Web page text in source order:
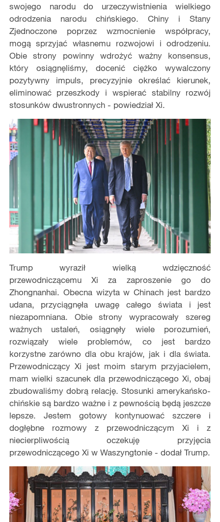
swojego narodu do urzeczywistnienia wielkiego
odrodzenia narodu chińskiego. Chiny i Stany
Zjednoczone poprzez wzmocnienie współpracy,
mogą sprzyjać własnemu rozwojowi i odrodzeniu.
Obie strony powinny wdrożyć ważny konsensus,
który osiągnęliśmy, docenić ciężko wywalczony
pozytywny impuls, precyzyjnie określać kierunek,
eliminować przeszkody i wspierać stabilny rozwój
stosunków dwustronnych - powiedział Xi.
Trump wyraził wielką wdzięczność
przewodniczącemu Xi za zaproszenie go do
Zhongnanhai. Obecna wizyta w Chinach jest bardzo
udana, przyciągnęła uwagę całego świata i jest
niezapomniana. Obie strony wypracowały szereg
ważnych ustaleń, osiągnęły wiele porozumień,
rozwiązały wiele problemów, co jest bardzo
korzystne zarówno dla obu krajów, jak i dla świata.
Przewodniczący Xi jest moim starym przyjacielem,
mam wielki szacunek dla przewodniczącego Xi, obaj
zbudowaliśmy dobrą relację. Stosunki amerykańsko-
chińskie są bardzo ważne i z pewnością będą jeszcze
lepsze. Jestem gotowy kontynuować szczere i
dogłębne rozmowy z przewodniczącym Xi i z
niecierpliwością oczekuję przyjęcia
przewodniczącego Xi w Waszyngtonie - dodał Trump.